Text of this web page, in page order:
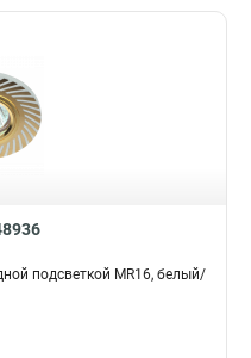
подсветкой MR16, белый/